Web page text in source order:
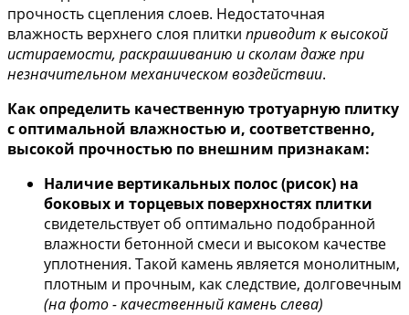
прочность сцепления слоев. Недостаточная
влажность верхнего слоя плитки приводит к высокой
истираемости, раскрашиванию и сколам даже при
незначительном механическом воздействии.
Как определить качественную тротуарную плитку
с оптимальной влажностью и, соответственно,
высокой прочностью по внешним признакам:
Наличие вертикальных полос (рисок) на
боковых и торцевых поверхностях плитки
свидетельствует об оптимально подобранной
влажности бетонной смеси и высоком качестве
уплотнения. Такой камень является монолитным,
плотным и прочным, как следствие, долговечным
(на фото - качественный камень слева)